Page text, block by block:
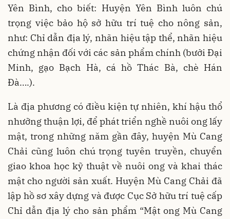
Yên Bình, cho biết: Huyện Yên Bình luôn chú
trọng việc bảo hộ sở hữu trí tuệ cho nông sản,
như: Chỉ dẫn địa lý, nhãn hiệu tập thể, nhãn hiệu
chứng nhận đối với các sản phẩm chính (bưởi Đại
Minh, gạo Bạch Hà, cá hồ Thác Bà, chè Hán
Đà….).
Là địa phương có điều kiện tự nhiên, khí hậu thổ
nhưỡng thuận lợi, để phát triển nghề nuôi ong lấy
mật, trong những năm gần đây, huyện Mù Cang
Chải cũng luôn chú trọng tuyên truyền, chuyển
giao khoa học kỹ thuật về nuôi ong và khai thác
mật cho người sản xuất. Huyện Mù Cang Chải đã
lập hồ sơ xây dựng và được Cục Sở hữu trí tuệ cấp
Chỉ dẫn địa lý cho sản phẩm “Mật ong Mù Cang